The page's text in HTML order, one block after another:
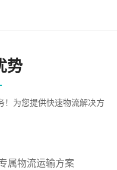
势
！为您提供快速物流解决方
属物流运输方案